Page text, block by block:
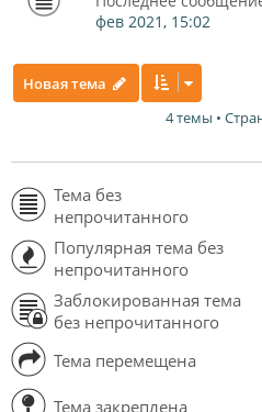
фев 2021, 15:02
Новая тема
4 темы •
Тема без
непрочитанного
Популярная тема без
непрочитанного
Заблокированная тема
без непрочитанного
Тема перемещена
Тема закреплена